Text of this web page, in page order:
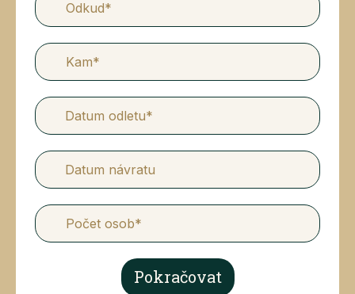
Datum odletu*
Datum návratu
Pokračovat